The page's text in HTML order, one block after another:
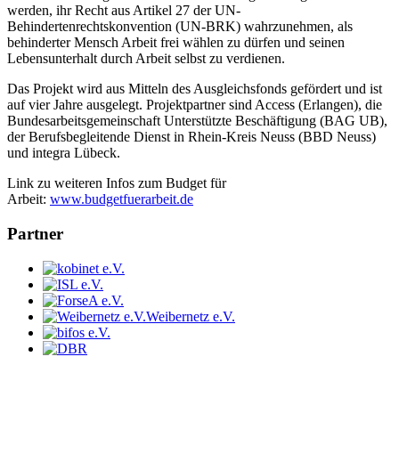
werden, ihr Recht aus Artikel 27 der UN-
Behindertenrechtskonvention (UN-BRK) wahrzunehmen, als
behinderter Mensch Arbeit frei wählen zu dürfen und seinen
Lebensunterhalt durch Arbeit selbst zu verdienen.
Das Projekt wird aus Mitteln des Ausgleichsfonds gefördert und ist
auf vier Jahre ausgelegt. Projektpartner sind Access (Erlangen), die
Bundesarbeitsgemeinschaft Unterstützte Beschäftigung (BAG UB),
der Berufsbegleitende Dienst in Rhein-Kreis Neuss (BBD Neuss)
und integra Lübeck.
Link zu weiteren Infos zum Budget für
Arbeit: www.budgetfuerarbeit.de
Partner
Weibernetz e.V.